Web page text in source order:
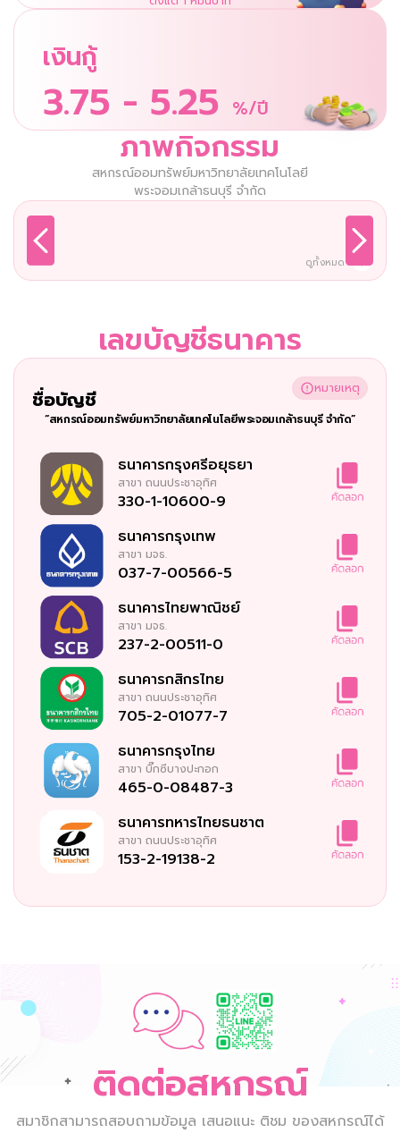
เงินกู้
3.75 - 5.25 %/ปี
ภาพกิจกรรม
สหกรณ์ออมทรัพย์มหาวิทยาลัยเทคโนโลยี
พระจอมเกล้าธนบุรี จำกัด
ดูทั้งหมด
เลขบัญชีธนาคาร
ชื่อบัญชี
หมายเหตุ
“สหกรณ์ออมทรัพย์มหาวิทยาลัยเทคโนโลยีพระจอมเกล้าธนบุรี จำกัด”
ธนาคารกรุงศรีอยุธยา
สาขา ถนนประชาอุทิศ
330-1-10600-9
ธนาคารกรุงเทพ
สาขา มจธ.
037-7-00566-5
ธนาคารไทยพาณิชย์
สาขา มจธ.
237-2-00511-0
ธนาคารกสิกรไทย
สาขา ถนนประชาอุทิศ
705-2-01077-7
ธนาคารกรุงไทย
สาขา บิ๊กซีบางปะกอก
465-0-08487-3
ธนาคารทหารไทยธนชาต
สาขา ถนนประชาอุทิศ
153-2-19138-2
ติดต่อสหกรณ์
สมาชิกสามารถสอบถามข้อมูล เสนอแนะ ติชม ของสหกรณ์ได้